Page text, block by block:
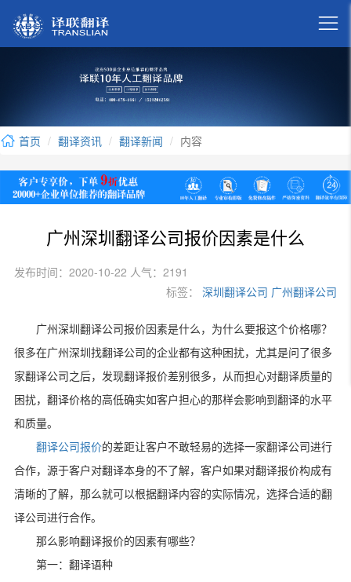

首页 翻译资讯 翻译新闻 内容
广州深圳翻译公司报价因素是什么
发布时间：2020-10-22 人气：2191
标签：
深圳翻译公司 广州翻译公司
广州深圳翻译公司报价因素是什么，为什么要报这个价格哪？
很多在广州深圳找翻译公司的企业都有这种困扰，尤其是问了很多
家翻译公司之后，发现翻译报价差别很多，从而担心对翻译质量的
困扰，翻译价格的高低确实如客户担心的那样会影响到翻译的水平
和质量。
翻译公司报价的差距让客户不敢轻易的选择一家翻译公司进行
合作，源于客户对翻译本身的不了解，客户如果对翻译报价构成有
清晰的了解，那么就可以根据翻译内容的实际情况，选择合适的翻
译公司进行合作。
那么影响翻译报价的因素有哪些？
第一：翻译语种